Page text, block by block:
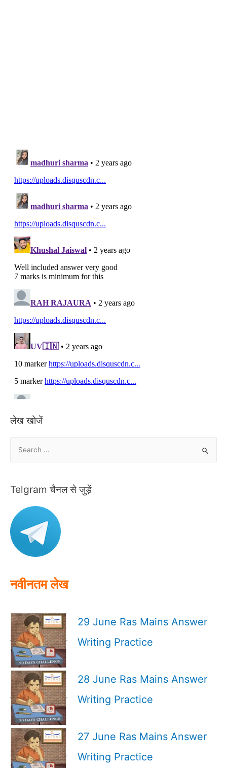
लेख खोजें
r
f
o
Telgram चैनल से जुड़ें
नवीनतम लेख
29 June Ras Mains Answer
Writing Practice
28 June Ras Mains Answer
Writing Practice
27 June Ras Mains Answer
Writing Practice